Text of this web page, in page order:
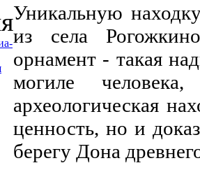
Уникальную
из села
орнамент - такая
могиле
археологическая
ценность, но и
берегу Дона